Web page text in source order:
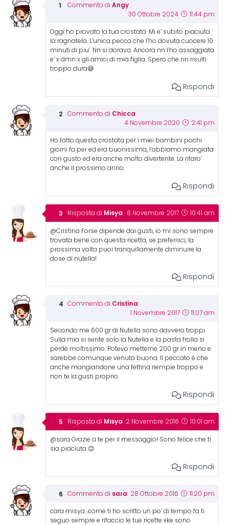
Commento di Angy
30 Ottobre 2024 11:44 pm
Oggi ho provato la tua crostata. Mi e’ subito piaciuta
la ragnatela. L’unica pecca che l’ho dovuta cuocere 10
minuti di piu’. Nn si dorava. Ancora nn l’ho assaggiata
e’ x dmn x gli amici di mia figlia. Spero che nn risulti
troppo dura😅
Rispondi
Commento di Chicca
4 Novembre 2020 2:41 pm
Ho fatto questa crostata per i miei bambini pochi
giorni fa per ed era buonissima, l’abbiamo mangiata
con gusto ed era anche molto divertente. La rifaro’
anche il prossimo anno.
Rispondi
Risposta di Misya 6 Novembre 2017 10:41 am
@Cristina Forse dipende dai gusti, io mi sono sempre
trovata bene con questa ricetta, se preferisci, la
prossima volta puoi tranquillamente diminuire la
dose di nutella!
Rispondi
Commento di Cristina
1 Novembre 2017 11:07 am
Secondo me 600 gr di Nutella sono davvero troppi.
Sulla mia si sente solo la Nutella e la pasta frolla si
perde moltissimo. Potevo metterne 200 gr in meno e
sarebbe comunque venuta buona. Il peccato è che
anche mangiandone una fettina riempie troppo e
non te la gusti proprio.
Rispondi
Risposta di Misya 2 Novembre 2016 10:01 am
@sara Grazie a te per il messaggio! Sono felice che ti
sia piaciuta 😉
Rispondi
Commento di sara 28 Ottobre 2016 11:20 pm
cara misya…come ti ho scritto un po’ di tempo fa ti
seguo sempre e rifaccio le tue ricette xke sono